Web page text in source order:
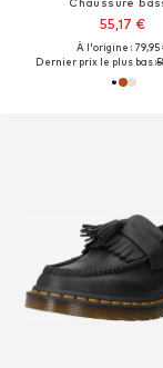
55,17 €
À l'origine : 79,95
Dernier prix le plus bas :